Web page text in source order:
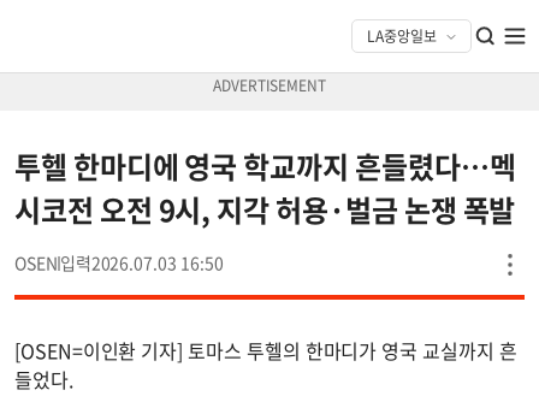
투헬 한마디에 영국 학교까지 흔들렸다…멕
시코전 오전 9시, 지각 허용·벌금 논쟁 폭발
OSEN 2026.07.03 16:50
[OSEN=이인환 기자] 토마스 투헬의 한마디가 영국 교실까지 흔
들었다.